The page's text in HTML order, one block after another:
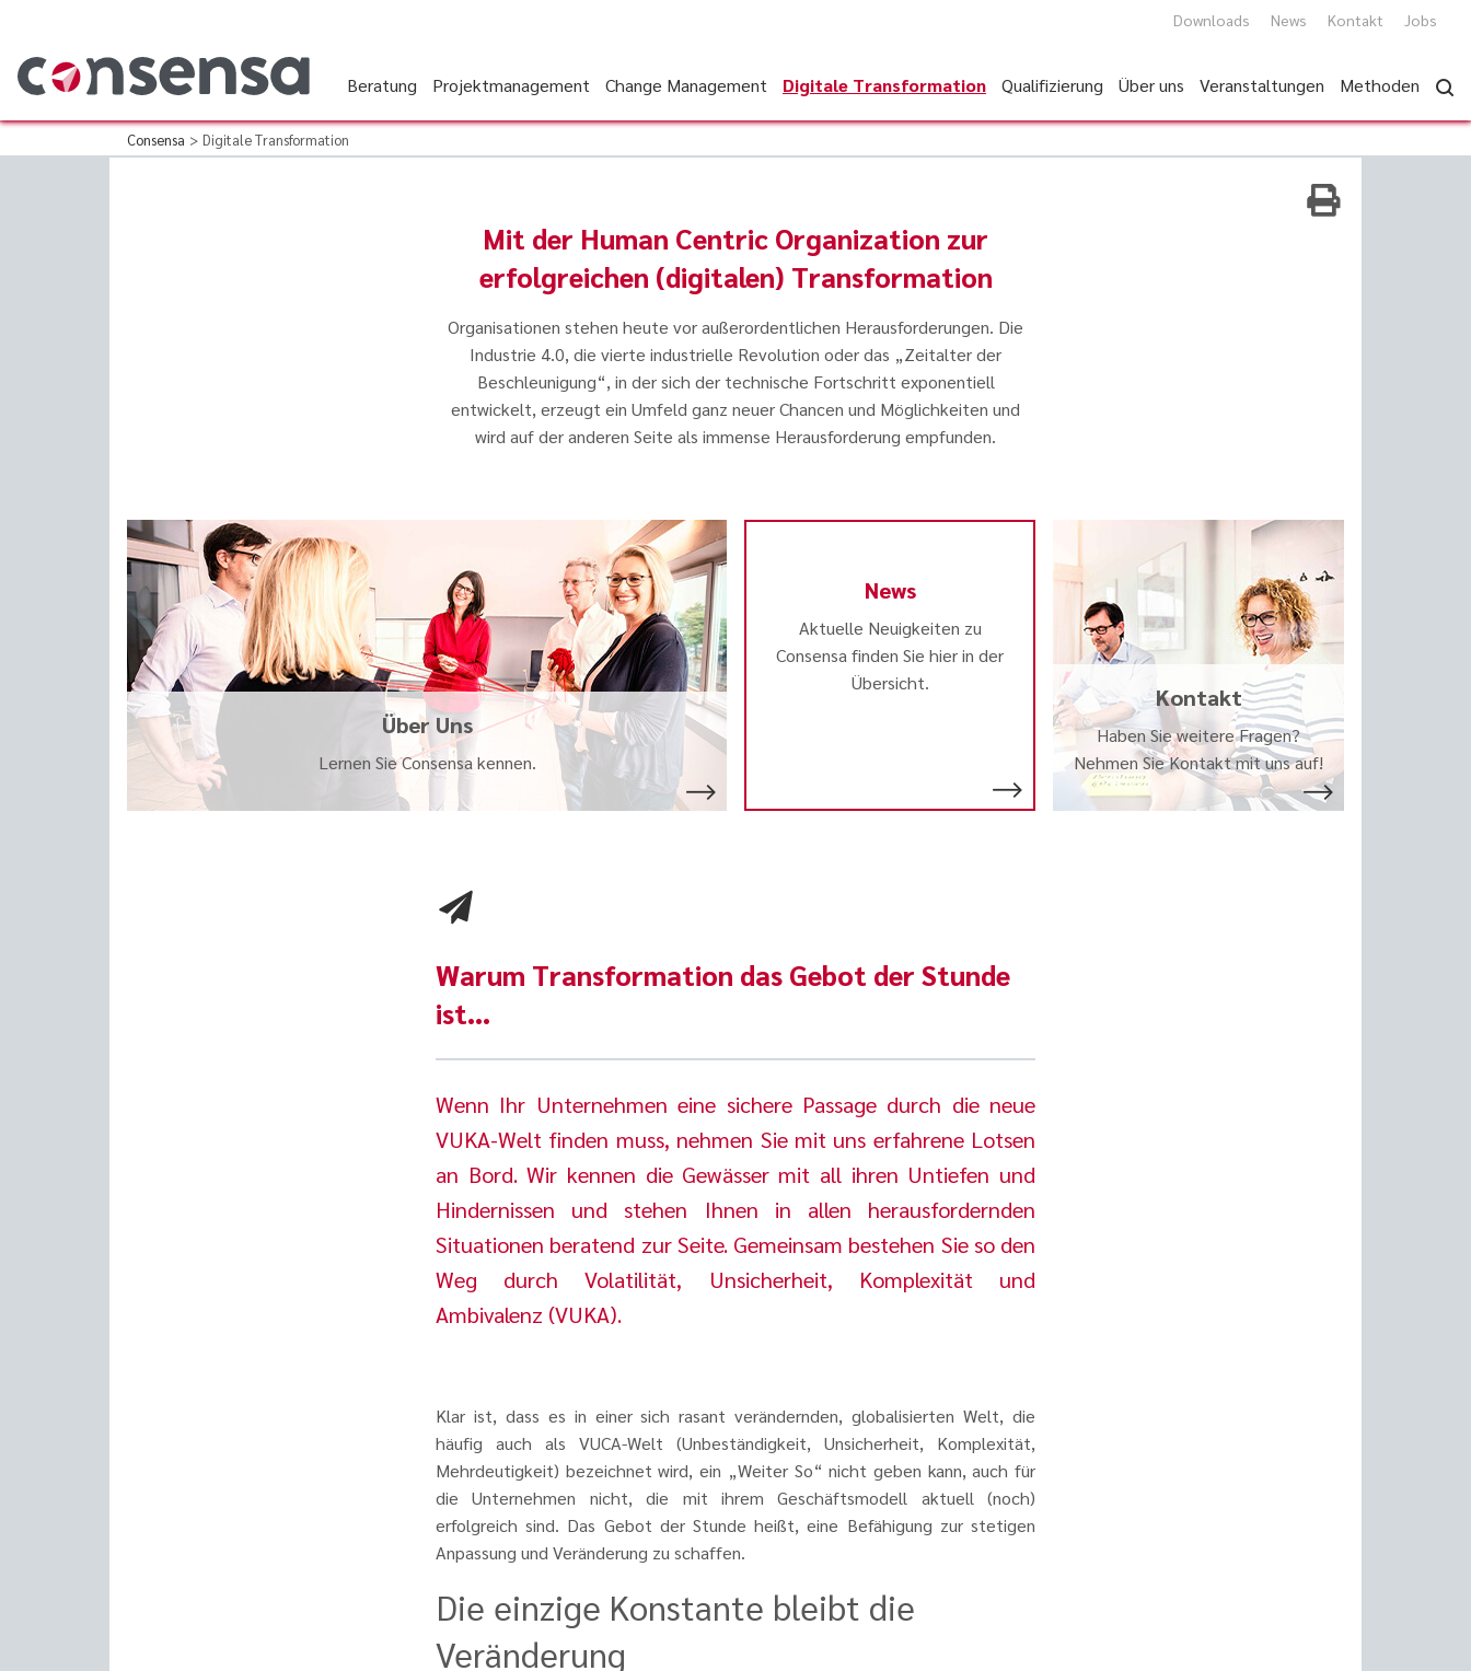
Downloads News Kontakt Jobs
Beratung Projektmanagement Change Management Digitale Transformation Qualifizierung Über uns Veranstaltungen Methoden
Consensa > Digitale Transformation
Mit der Human Centric Organization zur
erfolgreichen (digitalen) Transformation
Organisationen stehen heute vor außerordentlichen Herausforderungen. Die
Industrie 4.0, die vierte industrielle Revolution oder das „Zeitalter der
Beschleunigung“, in der sich der technische Fortschritt exponentiell
entwickelt, erzeugt ein Umfeld ganz neuer Chancen und Möglichkeiten und
wird auf der anderen Seite als immense Herausforderung empfunden.
Über Uns
Lernen Sie Consensa kennen.
News
Aktuelle Neuigkeiten zu
Consensa finden Sie hier in der
Übersicht.
Kontakt
Haben Sie weitere Fragen?
Nehmen Sie Kontakt mit uns auf!
Warum Transformation das Gebot der Stunde
ist…
Wenn Ihr Unternehmen eine sichere Passage durch die neue
VUKA-Welt finden muss, nehmen Sie mit uns erfahrene Lotsen
an Bord. Wir kennen die Gewässer mit all ihren Untiefen und
Hindernissen und stehen Ihnen in allen herausfordernden
Situationen beratend zur Seite. Gemeinsam bestehen Sie so den
Weg durch Volatilität, Unsicherheit, Komplexität und
Ambivalenz (VUKA).
Klar ist, dass es in einer sich rasant verändernden, globalisierten Welt, die
häufig auch als VUCA-Welt (Unbeständigkeit, Unsicherheit, Komplexität,
Mehrdeutigkeit) bezeichnet wird, ein „Weiter So“ nicht geben kann, auch für
die Unternehmen nicht, die mit ihrem Geschäftsmodell aktuell (noch)
erfolgreich sind. Das Gebot der Stunde heißt, eine Befähigung zur stetigen
Anpassung und Veränderung zu schaffen.
Die einzige Konstante bleibt die
Veränderung